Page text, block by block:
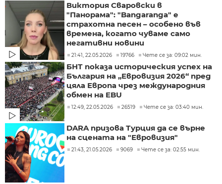
Виктория Сваровски в
"Панорама": "Bangaranga" е
страхотна песен – особено във
времена, когато чуваме само
негативни новини
21:41, 22.05.2026 19766 Чете се за: 09:02 мин.
БНТ показа историческия успех на
България на „Евровизия 2026“ пред
цяла Европа чрез международния
обмен на EBU
12:49, 22.05.2026 26519 Чете се за: 03:40 мин.
DARA призова Турция да се върне
на сцената на "Евровизия"
21:43, 21.05.2026 9069 Чете се за: 02:55 мин.